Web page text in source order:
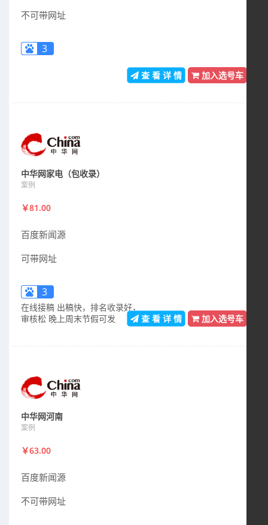
不可带网址
3
查 看 详 情 加入选号车
中华网家电（包收录）
案例
￥81.00
百度新闻源
可带网址
3
在线接稿 出稿快，排名收录好，
审核松 晚上周末节假可发
查 看 详 情 加入选号车
中华网河南
案例
￥63.00
百度新闻源
不可带网址